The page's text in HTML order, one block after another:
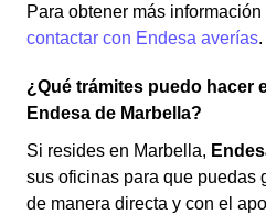
Para obtener más
contactar con Endesa averías.
¿Qué trámites puedo hacer
Endesa de Marbella?
Si resides en Marbella,
sus oficinas para que puedas
de manera directa y con el